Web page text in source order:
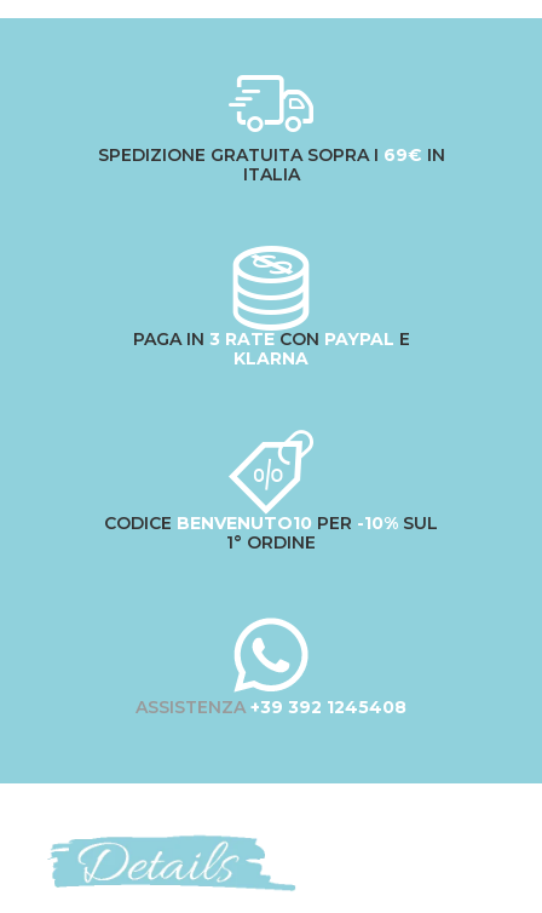
SPEDIZIONE GRATUITA SOPRA I 69€ IN
ITALIA
PAGA IN 3 RATECON PAYPAL E
KLARNA
CODICE BENVENUTO10 PER -10% SUL
1° ORDINE
ASSISTENZA +39 392 1245408